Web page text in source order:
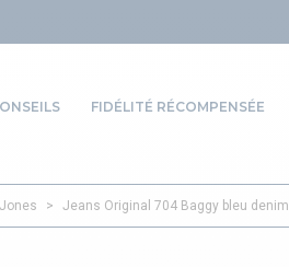
FIDÉLITÉ RÉCOMPENSÉE
> Jeans Original 704 Baggy bleu denim